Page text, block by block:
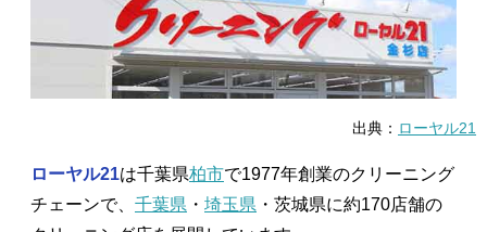
出典： ローヤル21
ローヤル21は千葉県柏市で1977年創業のクリーニング
チェーンで、 千葉県 ・ 埼玉県 ・茨城県に約170店舗の